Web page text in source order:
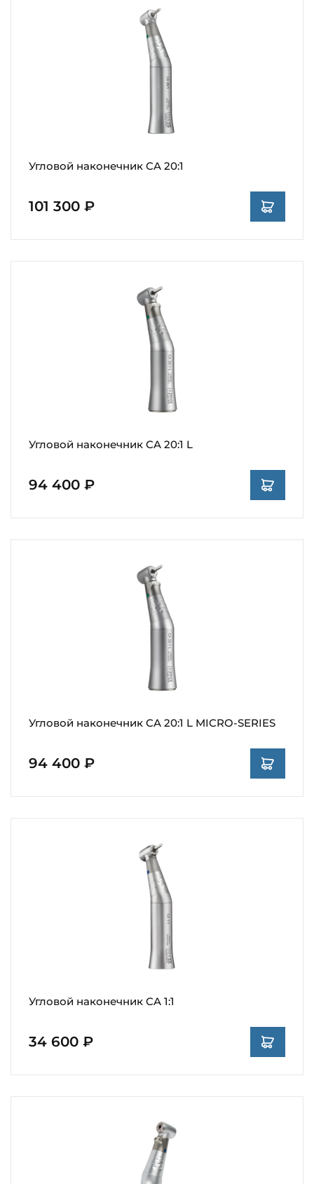
Угловой наконечник CA 20:1
101 300 ₽
Угловой наконечник CA 20:1 L
94 400 ₽
Угловой наконечник CA 20:1 L MICRO-SERIES
94 400 ₽
Угловой наконечник CA 1:1
34 600 ₽